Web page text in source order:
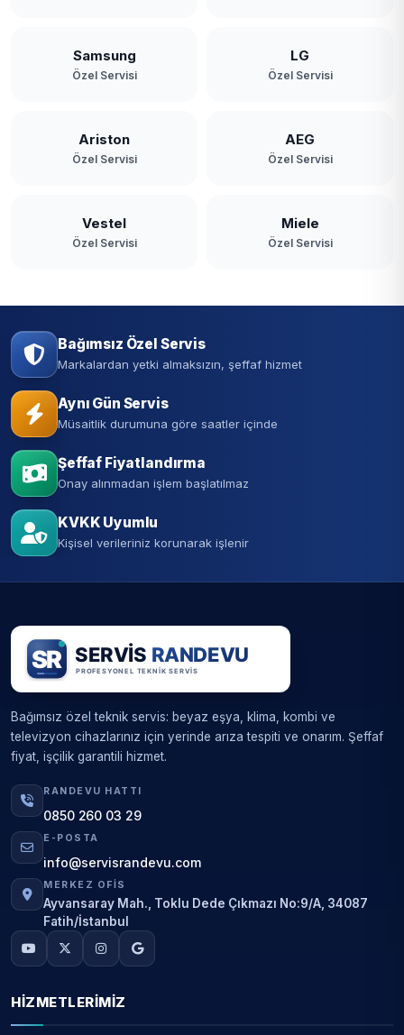
Samsung
Özel Servisi
LG
Özel Servisi
Ariston
Özel Servisi
AEG
Özel Servisi
Vestel
Özel Servisi
Miele
Özel Servisi
Bağımsız Özel Servis
Markalardan yetki almaksızın, şeffaf hizmet
Aynı Gün Servis
Müsaitlik durumuna göre saatler içinde
Şeffaf Fiyatlandırma
Onay alınmadan işlem başlatılmaz
KVKK Uyumlu
Kişisel verileriniz korunarak işlenir
Bağımsız özel teknik servis: beyaz eşya, klima, kombi ve
televizyon cihazlarınız için yerinde arıza tespiti ve onarım. Şeffaf
fiyat, işçilik garantili hizmet.
RANDEVU HATTI
0850 260 03 29
E-POSTA
info@servisrandevu.com
MERKEZ OFIS
Ayvansaray Mah., Toklu Dede Çıkmazı No:9/A, 34087
Fatih/İstanbul
HIZMETLERIMIZ